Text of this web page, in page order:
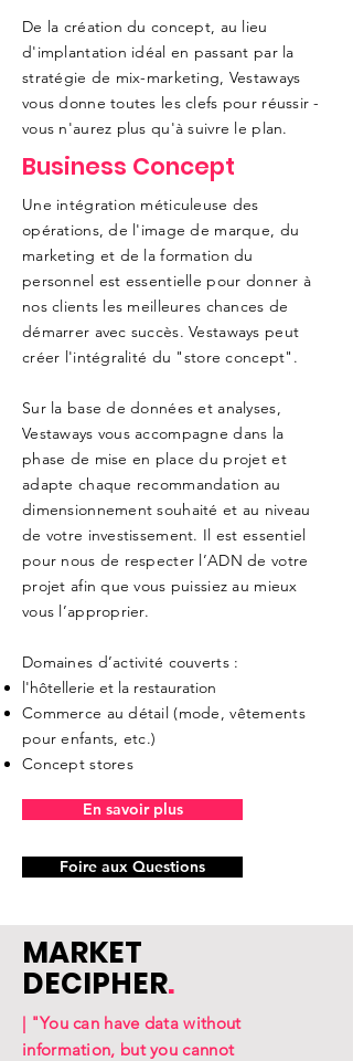
De la création du concept, au lieu
d'implantation idéal en passant par la
stratégie de mix-marketing, Vestaways
vous donne toutes les clefs pour réussir -
vous n'aurez plus qu'à suivre le plan.
Business Concept
Une intégration méticuleuse des
opérations, de l'image de marque, du
marketing et de la formation du
personnel est essentielle pour donner à
nos clients les meilleures chances de
démarrer avec succès. Vestaways peut
créer l'intégralité du "store concept".
​Sur la base de données et analyses,
Vestaways vous accompagne dans la
phase de mise en place du projet et
adapte chaque recommandation au
dimensionnement souhaité et au niveau
de votre investissement. Il est essentiel
pour nous de respecter l’ADN de votre
projet afin que vous puissiez au mieux
vous l’approprier.
Domaines d’activité couverts :
l'hôtellerie et la restauration
Commerce au détail (mode, vêtements
pour enfants, etc.)
Concept stores
En savoir plus
Foire aux Questions
MARKET
DECIPHER.
| "You can have data without
information, but you cannot